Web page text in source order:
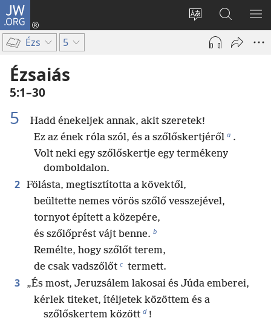
JW.ORG
Oldal
nyelvének
megváltoztatása
Bejelentkezés
(opens
window)
Keresés
a jw.org
honlapon
Ézs 5
Ézsaiás
5:1–30
5
Hadd énekeljek annak, akit szeretek!
Ez az ének róla szól, és a szőlőskertjéről a .
Volt neki egy szőlőskertje egy termékeny
domboldalon.
2 Fölásta, megtisztította a kövektől,
beültette nemes vörös szőlő vesszejével,
tornyot épített a közepére,
és szőlőprést vájt benne. b
Remélte, hogy szőlőt terem,
de csak vadszőlőt c termett.
3
„És most, Jeruzsálem lakosai és Júda emberei,
kérlek titeket, ítéljetek közöttem és a
szőlőskertem között d !